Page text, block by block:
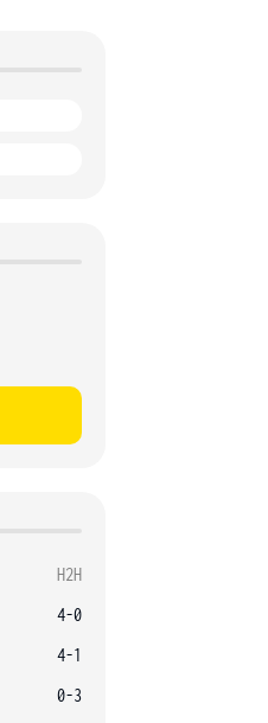
H2H
4-0
4-1
0-3